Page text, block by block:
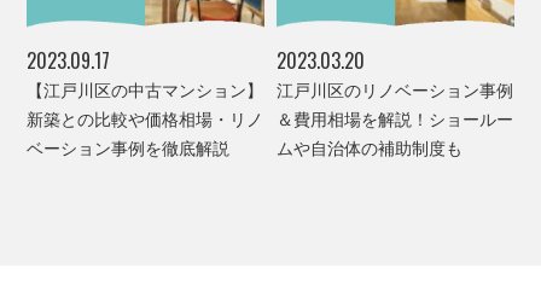
2023.09.17
【江戸川区の中古マンション】
新築との比較や価格相場・リノ
ベーション事例を徹底解説
2023.03.20
江戸川区のリノベーション事例
＆費用相場を解説！ショールー
ムや自治体の補助制度も